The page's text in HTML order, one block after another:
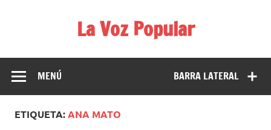
La Voz Popular
para reírse de las verdaderas.
BARRA LATERAL
MENÚ
ETIQUETA:ANA MATO